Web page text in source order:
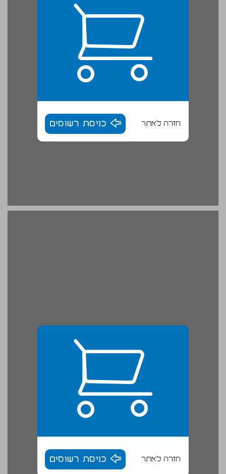
חזרה לאתר כניסת רשומים
בית שמאי ובית הלל ... 19
חזרה לאתר כניסת רשומים